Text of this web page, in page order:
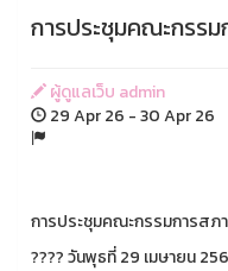
การประชุมคณะกรร
ผู้ดูแลเว็บ admin
29 Apr 26 - 30 Apr 26
การประชุมคณะกรรมการสภ
????️ วันพุธที่ 29 เมษายน